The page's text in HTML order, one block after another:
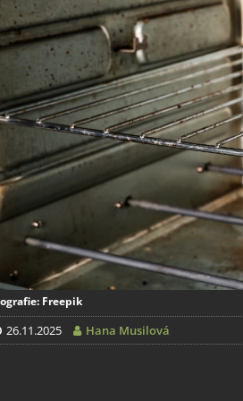
Freepik
26.11.2025 Hana Musilová